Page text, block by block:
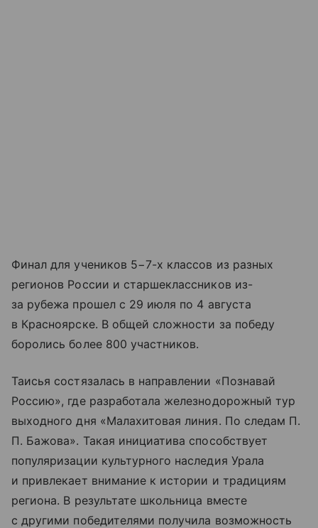
Финал для учеников 5−7-х классов из разных
регионов России и старшеклассников из-
за рубежа прошел с 29 июля по 4 августа
в Красноярске. В общей сложности за победу
боролись более 800 участников.
Таисья состязалась в направлении «Познавай
Россию», где разработала железнодорожный тур
выходного дня «Малахитовая линия. По следам П.
П. Бажова». Такая инициатива способствует
популяризации культурного наследия Урала
и привлекает внимание к истории и традициям
региона. В результате школьница вместе
с другими победителями получила возможность